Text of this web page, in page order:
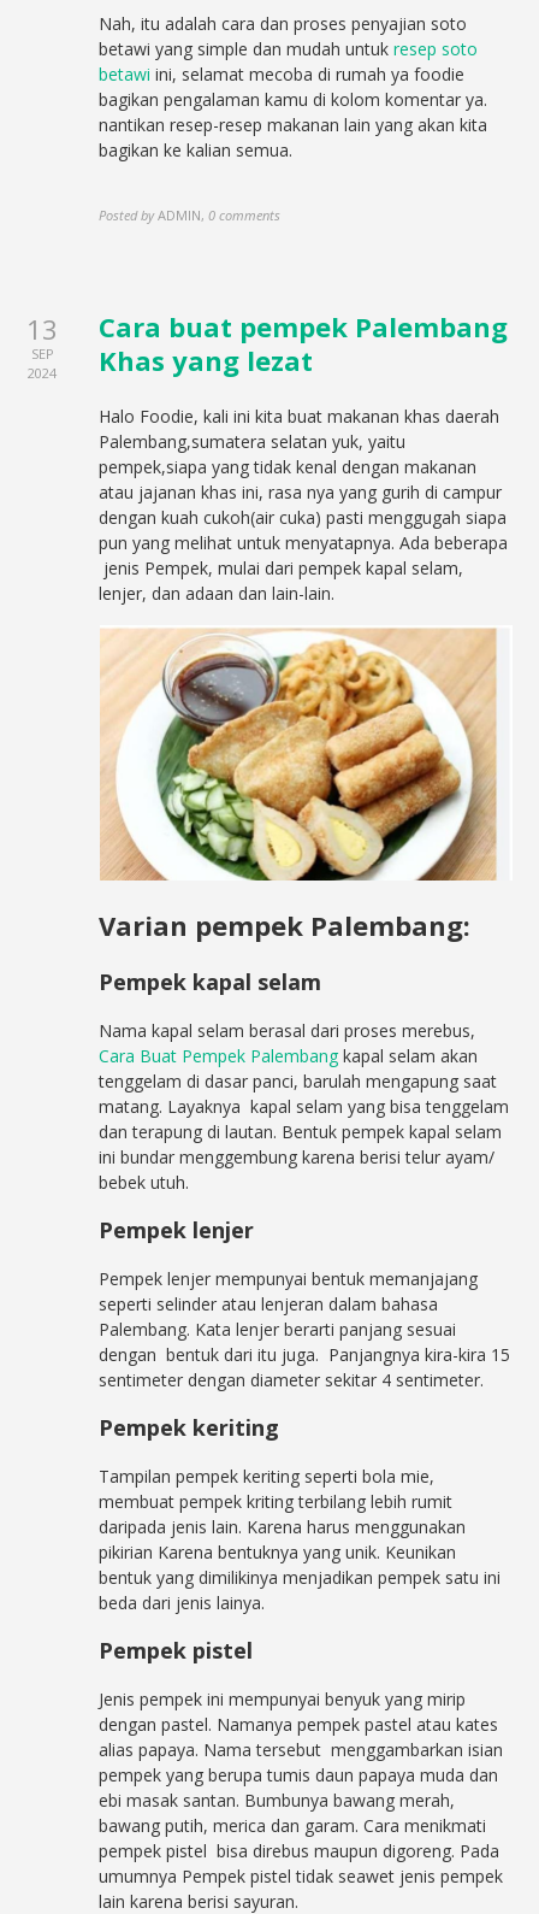
Nah, itu adalah cara dan proses penyajian soto
betawi yang simple dan mudah untukresep soto
betawi ini, selamat mecoba di rumah ya foodie
bagikan pengalaman kamu di kolom komentar ya.
nantikan resep-resep makanan lain yang akan kita
bagikan ke kalian semua.
Posted by ADMIN,0 comments
13
SEP
2024
Cara buat pempek Palembang
Khas yang lezat
Halo Foodie, kali ini kita buat makanan khas daerah
Palembang,sumatera selatan yuk, yaitu
pempek,siapa yang tidak kenal dengan makanan
atau jajanan khas ini, rasa nya yang gurih di campur
dengan kuah cukoh(air cuka) pasti menggugah siapa
pun yang melihat untuk menyatapnya. Ada beberapa
jenis Pempek, mulai dari pempek kapal selam,
lenjer, dan adaan dan lain-lain.
Varian pempek Palembang:
Pempek kapal selam
Nama kapal selam berasal dari proses merebus,
Cara Buat Pempek Palembang kapal selam akan
tenggelam di dasar panci, barulah mengapung saat
matang. Layaknya kapal selam yang bisa tenggelam
dan terapung di lautan. Bentuk pempek kapal selam
ini bundar menggembung karena berisi telur ayam/
bebek utuh.
Pempek lenjer
Pempek lenjer mempunyai bentuk memanjajang
seperti selinder atau lenjeran dalam bahasa
Palembang. Kata lenjer berarti panjang sesuai
dengan bentuk dari itu juga. Panjangnya kira-kira 15
sentimeter dengan diameter sekitar 4 sentimeter.
Pempek keriting
Tampilan pempek keriting seperti bola mie,
membuat pempek kriting terbilang lebih rumit
daripada jenis lain. Karena harus menggunakan
pikirian Karena bentuknya yang unik. Keunikan
bentuk yang dimilikinya menjadikan pempek satu ini
beda dari jenis lainya.
Pempek pistel
Jenis pempek ini mempunyai benyuk yang mirip
dengan pastel. Namanya pempek pastel atau kates
alias papaya. Nama tersebut menggambarkan isian
pempek yang berupa tumis daun papaya muda dan
ebi masak santan. Bumbunya bawang merah,
bawang putih, merica dan garam. Cara menikmati
pempek pistel bisa direbus maupun digoreng. Pada
umumnya Pempek pistel tidak seawet jenis pempek
lain karena berisi sayuran.